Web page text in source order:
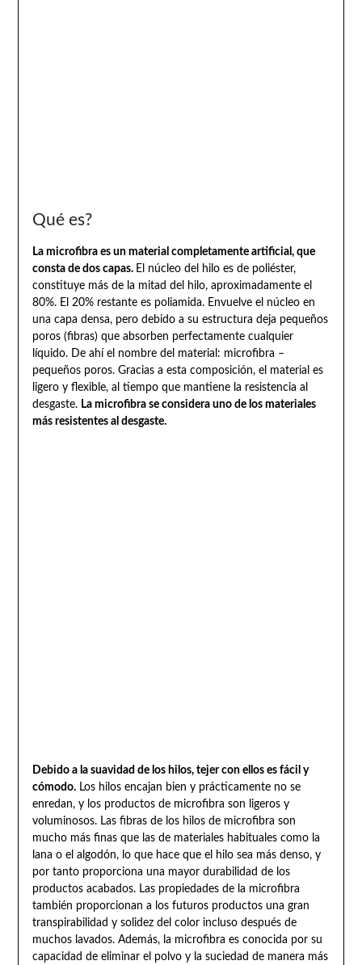
Qué es?
La microfibra es un material completamente artificial, que
consta de dos capas. El núcleo del hilo es de poliéster,
constituye más de la mitad del hilo, aproximadamente el
80%. El 20% restante es poliamida. Envuelve el núcleo en
una capa densa, pero debido a su estructura deja pequeños
poros (fibras) que absorben perfectamente cualquier
líquido. De ahí el nombre del material: microfibra –
pequeños poros. Gracias a esta composición, el material es
ligero y flexible, al tiempo que mantiene la resistencia al
desgaste. La microfibra se considera uno de los materiales
más resistentes al desgaste.
Debido a la suavidad de los hilos, tejer con ellos es fácil y
cómodo.Los hilos encajan bien y prácticamente no se
enredan, y los productos de microfibra son ligeros y
voluminosos. Las fibras de los hilos de microfibra son
mucho más finas que las de materiales habituales como la
lana o el algodón, lo que hace que el hilo sea más denso, y
por tanto proporciona una mayor durabilidad de los
productos acabados. Las propiedades de la microfibra
también proporcionan a los futuros productos una gran
transpirabilidad y solidez del color incluso después de
muchos lavados. Además, la microfibra es conocida por su
capacidad de eliminar el polvo y la suciedad de manera más